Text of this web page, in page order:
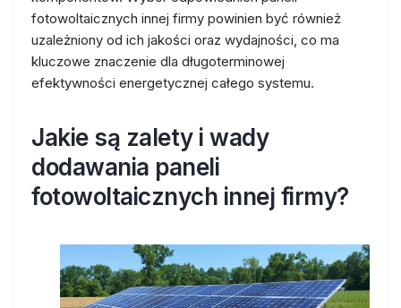
fotowoltaicznych innej firmy powinien być również
uzależniony od ich jakości oraz wydajności, co ma
kluczowe znaczenie dla długoterminowej
efektywności energetycznej całego systemu.
Jakie są zalety i wady
dodawania paneli
fotowoltaicznych innej firmy?